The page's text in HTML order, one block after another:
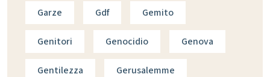
Garze Gdf Gemito
Genitori Genocidio Genova
Gentilezza Gerusalemme